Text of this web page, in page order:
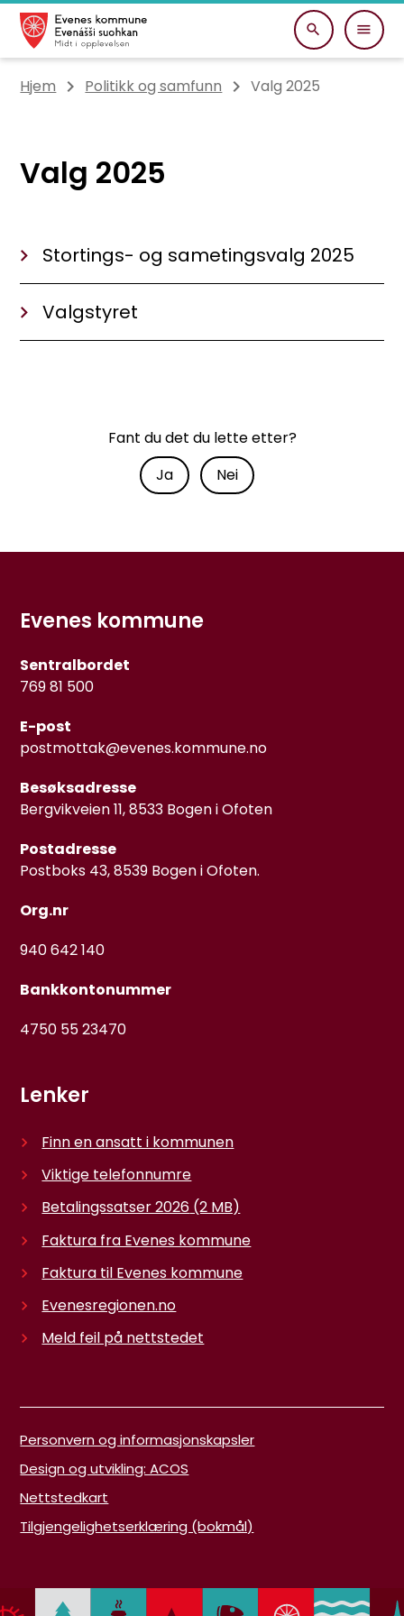
Evenes kommune
Du er her:
Hjem Politikk og samfunn Valg 2025
Valg 2025
Stortings- og sametingsvalg 2025
Valgstyret
Fant du det du lette etter?
Ja
Nei
Evenes kommune
Sentralbordet
769 81 500
E-post
postmottak@evenes.kommune.no
Besøksadresse
Bergvikveien 11, 8533 Bogen i Ofoten
Postadresse
Postboks 43, 8539 Bogen i Ofoten.
Org.nr
940 642 140
Bankkontonummer
4750 55 23470
Lenker
Finn en ansatt i kommunen
Viktige telefonnumre
Betalingssatser 2026 (2 MB)
Faktura fra Evenes kommune
Faktura til Evenes kommune
Evenesregionen.no
Meld feil på nettstedet
Personvern og informasjonskapsler
Design og utvikling: ACOS
Nettstedkart
Tilgjengelighetserklæring (bokmål)
Denne siden bruker informasjonskapsler. Trykk her for